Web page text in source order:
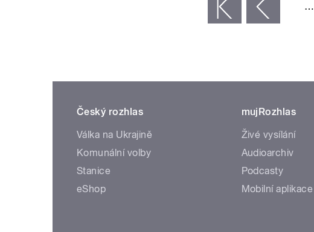
‹ předchozí …
Český rozhlas
Válka na Ukrajině
Komunální volby
Stanice
eShop
mujRozhlas
Živé vysílání
Audioarchiv
Podcasty
Mobilní aplikace